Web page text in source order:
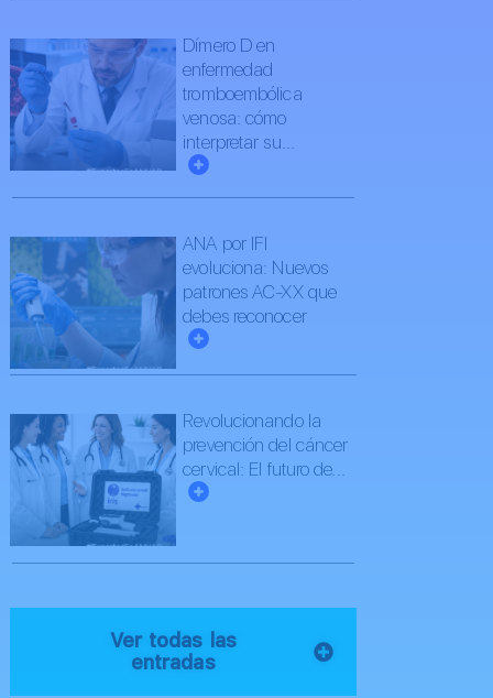
Dímero D en
enfermedad
tromboembólica
venosa: cómo
interpretar su...
ANA por IFI
evoluciona: Nuevos
patrones AC-XX que
debes reconocer
Revolucionando la
prevención del cáncer
cervical: El futuro de...
Ver todas las
entradas